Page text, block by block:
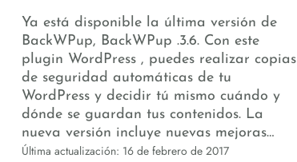
Ya está disponible la última versión de
BackWPup, BackWPup .3.6. Con este
plugin WordPress , puedes realizar copias
de seguridad automáticas de tu
WordPress y decidir tú mismo cuándo y
dónde se guardan tus contenidos. La
nueva versión incluye nuevas mejoras…
Última actualización: 16 de febrero de 2017